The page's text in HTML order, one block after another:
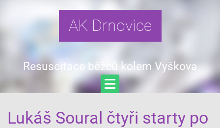
AK Drnovice
Resuscitace běžců kolem Vyškova
Lukáš Soural čtyři starty po